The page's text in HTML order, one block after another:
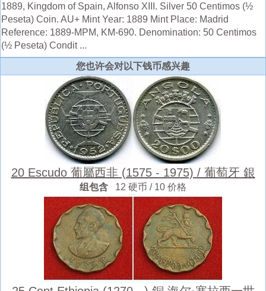
1889, Kingdom of Spain, Alfonso XIII. Silver 50 Centimos (½
Peseta) Coin. AU+ Mint Year: 1889 Mint Place: Madrid
Reference: 1889-MPM, KM-690. Denomination: 50 Centimos
(½ Peseta) Condit ...
您也许会对以下钱币感兴趣
20 Escudo 葡屬西非 (1575 - 1975) / 葡萄牙 銀
组包含 12 硬币 / 10 价格